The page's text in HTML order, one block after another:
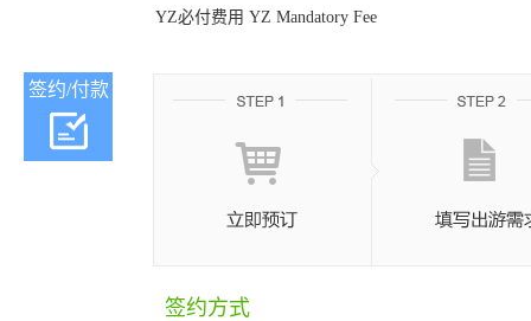
YZ必付费用 YZ Mandatory Fee
签约/付款
签约方式